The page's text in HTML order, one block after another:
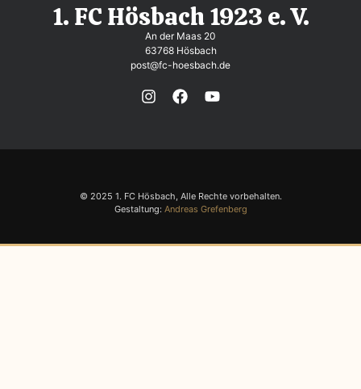
1. FC Hösbach 1923 e. V.
An der Maas 20
63768 Hösbach
post@fc-hoesbach.de
© 2025 1. FC Hösbach, Alle Rechte vorbehalten.
Gestaltung: Andreas Grefenberg